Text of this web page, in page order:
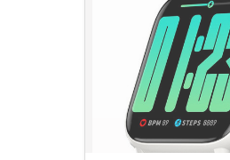
Chatreey 미니 PC 성능과 가